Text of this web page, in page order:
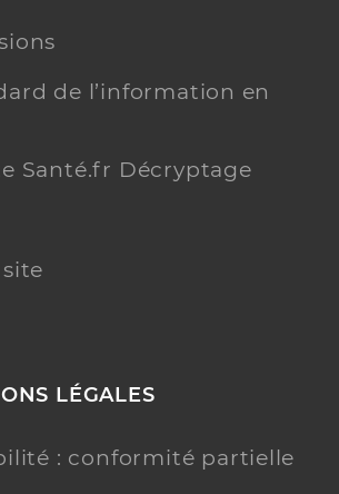
de l’information en
Santé.fr Décryptage
LÉGALES
: conformité partielle